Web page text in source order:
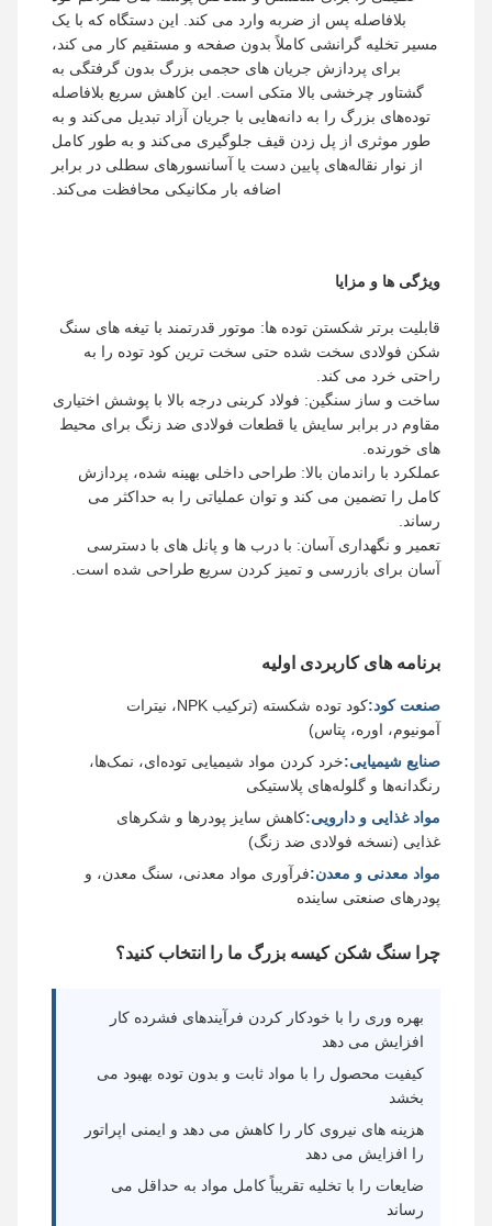
بلافاصله پس از ضربه وارد می کند. این دستگاه که با یک
مسیر تخلیه گرانشی کاملاً بدون صفحه و مستقیم کار می کند،
برای پردازش جریان های حجمی بزرگ بدون گرفتگی به
گشتاور چرخشی بالا متکی است. این کاهش سریع بلافاصله
توده‌های بزرگ را به دانه‌هایی با جریان آزاد تبدیل می‌کند و به
طور موثری از پل زدن قیف جلوگیری می‌کند و به طور کامل
از نوار نقاله‌های پایین دست یا آسانسورهای سطلی در برابر
اضافه بار مکانیکی محافظت می‌کند.
ویژگی ها و مزایا
قابلیت برتر شکستن توده ها: موتور قدرتمند با تیغه های سنگ
شکن فولادی سخت شده حتی سخت ترین کود توده را به
راحتی خرد می کند.
ساخت و ساز سنگین: فولاد کربنی درجه بالا با پوشش اختیاری
مقاوم در برابر سایش یا قطعات فولادی ضد زنگ برای محیط
های خورنده.
عملکرد با راندمان بالا: طراحی داخلی بهینه شده، پردازش
کامل را تضمین می کند و توان عملیاتی را به حداکثر می
رساند.
تعمیر و نگهداری آسان: با درب ها و پانل های با دسترسی
آسان برای بازرسی و تمیز کردن سریع طراحی شده است.
برنامه های کاربردی اولیه
صنعت کود:
کود توده شکسته (ترکیب NPK، نیترات
آمونیوم، اوره، پتاس)
صنایع شیمیایی:خرد کردن مواد شیمیایی توده‌ای، نمک‌ها،
رنگدانه‌ها و گلوله‌های پلاستیکی
مواد غذایی و دارویی: کاهش سایز پودرها و شکرهای
غذایی (نسخه فولادی ضد زنگ)
مواد معدنی و معدن:فرآوری مواد معدنی، سنگ معدن، و
پودرهای صنعتی ساینده
چرا سنگ شکن کیسه بزرگ ما را انتخاب کنید؟
بهره وری را با خودکار کردن فرآیندهای فشرده کار
افزایش می دهد
کیفیت محصول را با مواد ثابت و بدون توده بهبود می
هزینه های نیروی کار را کاهش می دهد و ایمنی اپراتور
را افزایش می دهد
ضایعات را با تخلیه تقریباً کامل مواد به حداقل می
رساند